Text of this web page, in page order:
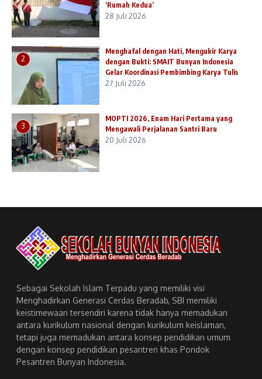
‘Rumah Kedua’
28 Juli 2026
2
Menghafal dengan Hati, Mengukir Karya
dengan Bukti: SMAIT Bunyan Indonesia
Gelar Koordinasi Pembimbing Karya Tulis
27 Juli 2026
3
MOPTI 2026, Enam Hari Pertama yang
Mengawali Perjalanan Santri Baru
20 Juli 2026
Sebagai Sekolah Islam Terpadu yang memiliki visi
Menghadirkan Generasi Cerdas Beradab, SBI memiliki
keistimewaan tersendiri karena tidak hanya memadukan
antara kurikulum nasional dengan kurikulum keislaman,
tetapi juga memadukan antara konsep pendidikan umum
dengan konsep pendidikan pesantren khas Pondok
Pesantren Bunyan Indonesia.